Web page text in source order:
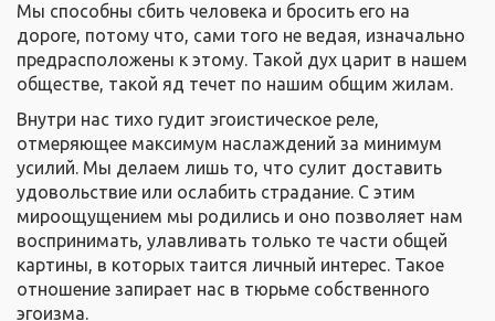
Мы способны сбить человека и бросить его на
дороге, потому что, сами того не ведая, изначально
предрасположены к этому. Такой дух царит в нашем
обществе, такой яд течет по нашим общим жилам.
Внутри нас тихо гудит эгоистическое реле,
отмеряющее максимум наслаждений за минимум
усилий. Мы делаем лишь то, что сулит доставить
удовольствие или ослабить страдание. С этим
мироощущением мы родились и оно позволяет нам
воспринимать, улавливать только те части общей
картины, в которых таится личный интерес. Такое
отношение запирает нас в тюрьме собственного
эгоизма.